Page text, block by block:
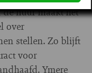
huur maakt het
over
stellen. Zo blijft
voor
Ymere